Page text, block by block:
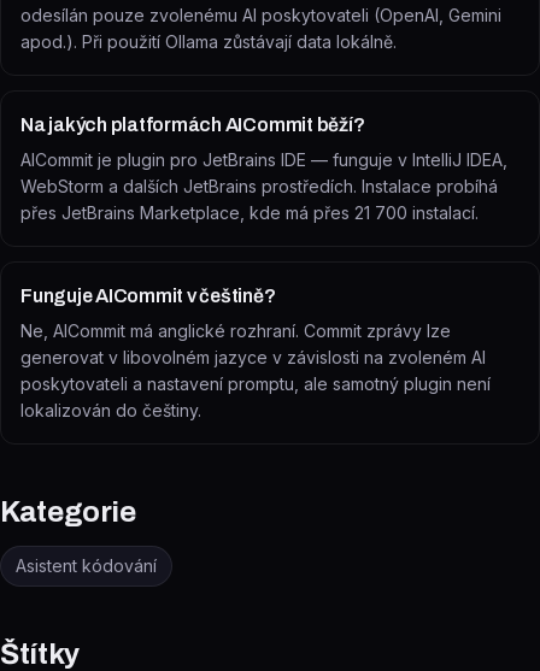
odesílán pouze zvolenému AI poskytovateli (OpenAI, Gemini
apod.). Při použití Ollama zůstávají data lokálně.
Na jakých platformách AICommit běží?
AICommit je plugin pro JetBrains IDE — funguje v IntelliJ IDEA,
WebStorm a dalších JetBrains prostředích. Instalace probíhá
přes JetBrains Marketplace, kde má přes 21 700 instalací.
Funguje AICommit v češtině?
Ne, AICommit má anglické rozhraní. Commit zprávy lze
generovat v libovolném jazyce v závislosti na zvoleném AI
poskytovateli a nastavení promptu, ale samotný plugin není
lokalizován do češtiny.
Kategorie
Asistent kódování
Štítky